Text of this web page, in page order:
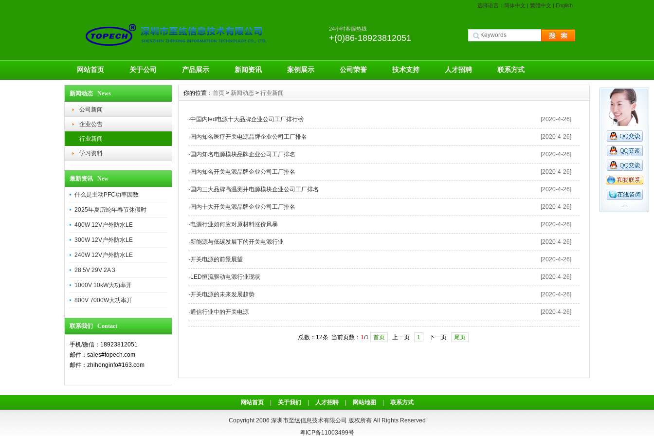
选择语言： 简体中文 | 繁體中文 | English
24小时客服热线
+(0)86-18923812051
网站首页 关于公司 产品展示 新闻资讯 案例展示 公司荣誉 技术支持 人才招聘 联系方式
新闻动态 News
公司新闻
企业公告
行业新闻
学习资料
最新资讯 New
什么是主动PFC功率因数
2025年夏历蛇年春节休假时
400W 12V户外防水LE
300W 12V户外防水LE
240W 12V户外防水LE
28.5V 29V 2A 3
1000V 10kW大功率开
800V 7000W大功率开
联系我们 Contact
手机/微信：18923812051
邮件：sales#topech.com
邮件：zhihonginfo#163.com
你的位置： 首页 > 新闻动态 > 行业新闻
·中国内led电源十大品牌企业公司工厂排行榜 [2020-4-26]
· 国内知名医疗开关电源品牌企业公司工厂排名 [2020-4-26]
· 国内知名电源模块品牌企业公司工厂排名 [2020-4-26]
· 国内知名开关电源品牌企业公司工厂排名 [2020-4-26]
· 国内三大品牌高温测井电源模块企业公司工厂排名 [2020-4-26]
· 国内十大开关电源品牌企业公司工厂排名 [2020-4-26]
·电源行业如何应对原材料涨价风暴 [2020-4-26]
·新能源与低碳发展下的开关电源行业 [2020-4-26]
·开关电源的前景展望 [2020-4-26]
· LED恒流驱动电源行业现状 [2020-4-26]
·开关电源的未来发展趋势 [2020-4-26]
·通信行业中的开关电源 [2020-4-26]
总数：12条 当前页数： 1/1 首页 上一页 1 下一页 尾页
网站首页 关于我们 人才招聘 网站地图 联系方式
Copyright 2006 深圳市至纮信息技术有限公司 版权所有 All Rights Reserved
粤ICP备11003499号